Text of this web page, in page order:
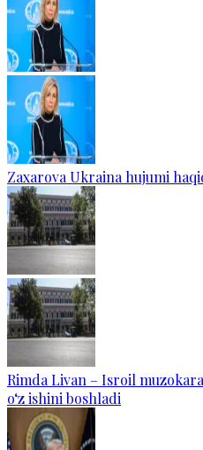
Zaxarova Ukraina hujumi
Rimda Livan – Isroil
o‘z ishini boshladi